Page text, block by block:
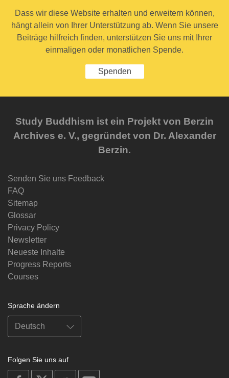
Dass wir diese Website erhalten und erweitern können,
hängt allein von Ihrer Unterstützung ab. Wenn Sie unsere
Beiträge hilfreich finden, unterstützen Sie uns mit Ihrer
einmaligen oder monatlichen Spende.
Spenden
Study Buddhism ist ein Projekt von Berzin
Archives e. V., gegründet von Dr. Alexander
Berzin.
Senden Sie uns Feedback
FAQ
Sitemap
Glossar
Privacy Policy
Newsletter
Neueste Inhalte
Progress Reports
Courses
Sprache ändern
Folgen Sie uns auf
on